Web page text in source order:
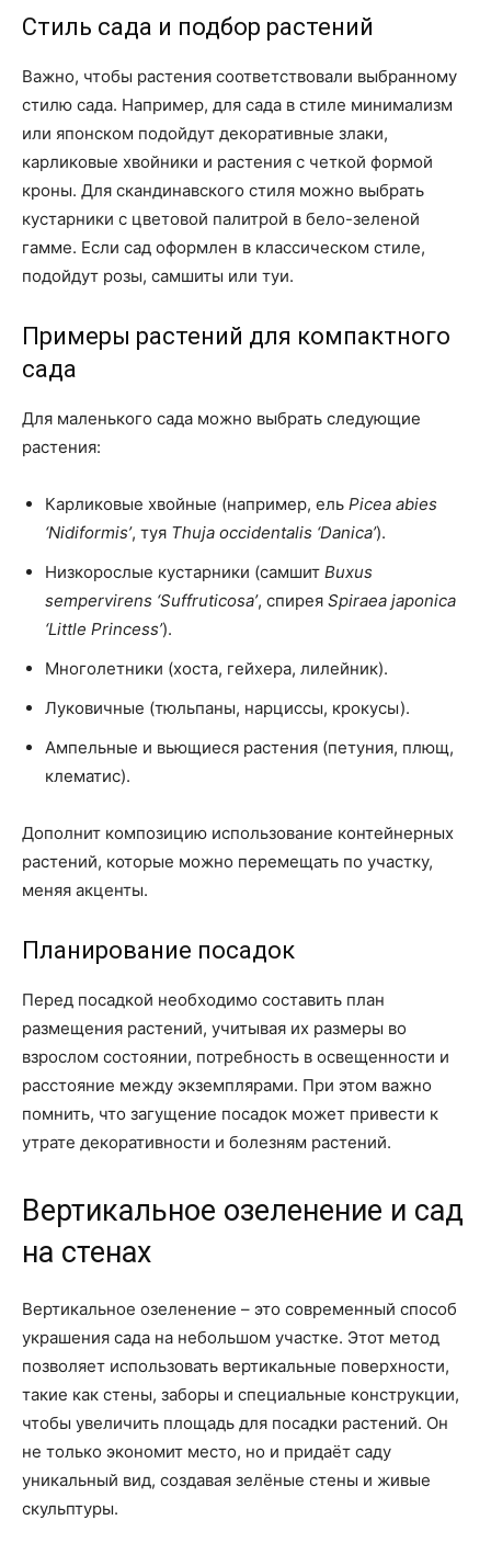
Стиль сада и подбор растений
Важно, чтобы растения соответствовали выбранному
стилю сада. Например, для сада в стиле минимализм
или японском подойдут декоративные злаки,
карликовые хвойники и растения с четкой формой
кроны. Для скандинавского стиля можно выбрать
кустарники с цветовой палитрой в бело-зеленой
гамме. Если сад оформлен в классическом стиле,
подойдут розы, самшиты или туи.
Примеры растений для компактного
сада
Для маленького сада можно выбрать следующие
растения:
Карликовые хвойные (например, ель Picea abies
‘Nidiformis’, туя Thuja occidentalis ‘Danica’).
Низкорослые кустарники (самшит Buxus
sempervirens ‘Suffruticosa’, спирея Spiraea japonica
‘Little Princess’).
Многолетники (хоста, гейхера, лилейник).
Луковичные (тюльпаны, нарциссы, крокусы).
Ампельные и вьющиеся растения (петуния, плющ,
клематис).
Дополнит композицию использование контейнерных
растений, которые можно перемещать по участку,
меняя акценты.
Планирование посадок
Перед посадкой необходимо составить план
размещения растений, учитывая их размеры во
взрослом состоянии, потребность в освещенности и
расстояние между экземплярами. При этом важно
помнить, что загущение посадок может привести к
утрате декоративности и болезням растений.
Вертикальное озеленение и сад
на стенах
Вертикальное озеленение – это современный способ
украшения сада на небольшом участке. Этот метод
позволяет использовать вертикальные поверхности,
такие как стены, заборы и специальные конструкции,
чтобы увеличить площадь для посадки растений. Он
не только экономит место, но и придаёт саду
уникальный вид, создавая зелёные стены и живые
скульптуры.